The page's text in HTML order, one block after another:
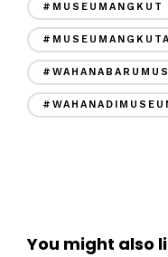
#MUSEUMANGKUT
You might also